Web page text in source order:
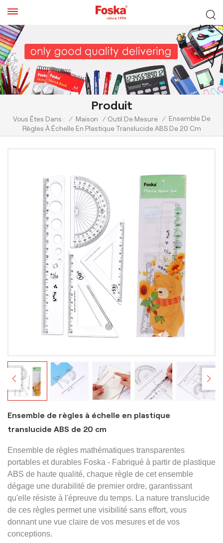
Produit
Vous Êtes Dans : / Maison / Outil De Mesure / Ensemble De
Règles À Échelle En Plastique Translucide ABS De 20 Cm
Ensemble de règles à échelle en plastique
translucide ABS de 20 cm
Ensemble de règles mathématiques transparentes
portables et durables Foska - Fabriqué à partir de plastique
ABS de haute qualité, chaque règle de cet ensemble
dégage une durabilité de premier ordre, garantissant
qu'elle résiste à l'épreuve du temps. La nature translucide
de ces règles permet une visibilité sans effort, vous
donnant une vue claire de vos mesures et de vos
conceptions.